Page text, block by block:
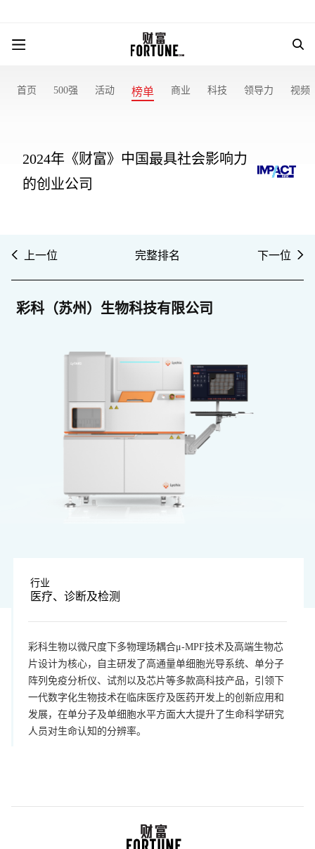
首页 500强 活动 榜单 商业 科技 领导力 视频
2024年《财富》中国最具社会影响力
的创业公司
上一位 完整排名 下一位
彩科（苏州）生物科技有限公司
行业
医疗、诊断及检测
彩科生物以微尺度下多物理场耦合μ-MPF技术及高端生物芯
片设计为核心，自主研发了高通量单细胞光导系统、单分子
阵列免疫分析仪、试剂以及芯片等多款高科技产品，引领下
一代数字化生物技术在临床医疗及医药开发上的创新应用和
发展，在单分子及单细胞水平方面大大提升了生命科学研究
人员对生命认知的分辨率。